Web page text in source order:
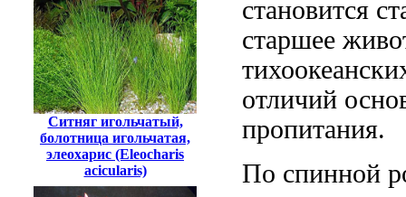
Ситняг игольчатый,
болотница игольчатая,
элеохарис (Eleocharis
acicularis)
становится
старшее
отличий
пропитания.
По спинной